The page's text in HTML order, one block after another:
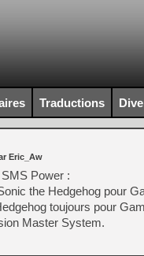
Traductions
Eric_Aw
Power :
the Hedgehog pour
toujours pour
Master System.